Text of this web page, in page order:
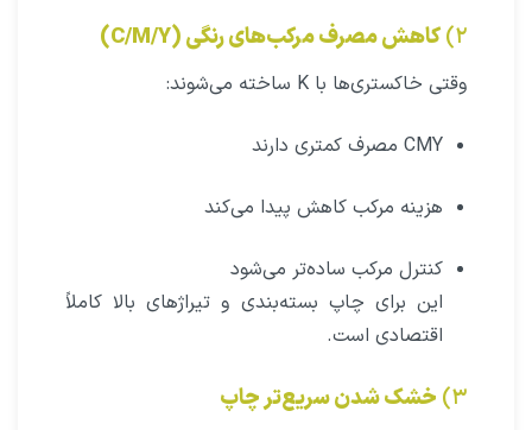
۲) کاهش مصرف مرکب‌های رنگی (C/M/Y)
وقتی خاکستری‌ها با K ساخته می‌شوند:
CMY مصرف کمتری دارند
هزینه مرکب کاهش پیدا می‌کند
کنترل مرکب ساده‌تر می‌شود
این برای چاپ بسته‌بندی و تیراژهای بالا کاملاً
اقتصادی است.
۳) خشک شدن سریع‌تر چاپ